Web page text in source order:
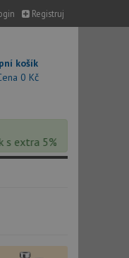
Registruj
košík
0 Kč
5% slevou – sleva